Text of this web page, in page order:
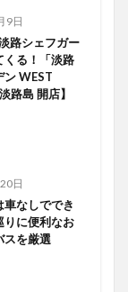
9日
路シェフガー
くる！「淡路
ン WEST
路島 開店】
日
なしででき
りに便利なお
スを厳選